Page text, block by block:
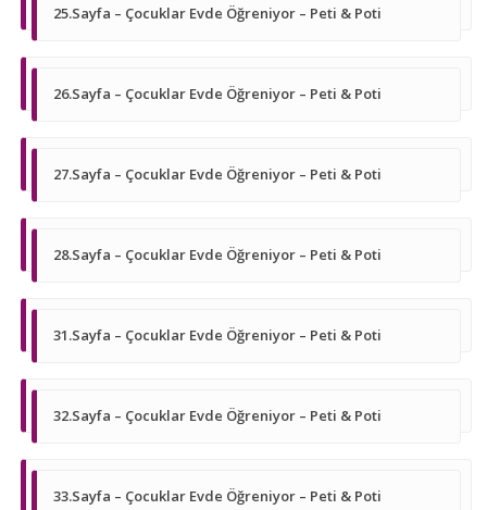
25.Sayfa – Çocuklar Evde Öğreniyor – Peti & Poti
26.Sayfa – Çocuklar Evde Öğreniyor – Peti & Poti
27.Sayfa – Çocuklar Evde Öğreniyor – Peti & Poti
28.Sayfa – Çocuklar Evde Öğreniyor – Peti & Poti
31.Sayfa – Çocuklar Evde Öğreniyor – Peti & Poti
32.Sayfa – Çocuklar Evde Öğreniyor – Peti & Poti
33.Sayfa – Çocuklar Evde Öğreniyor – Peti & Poti